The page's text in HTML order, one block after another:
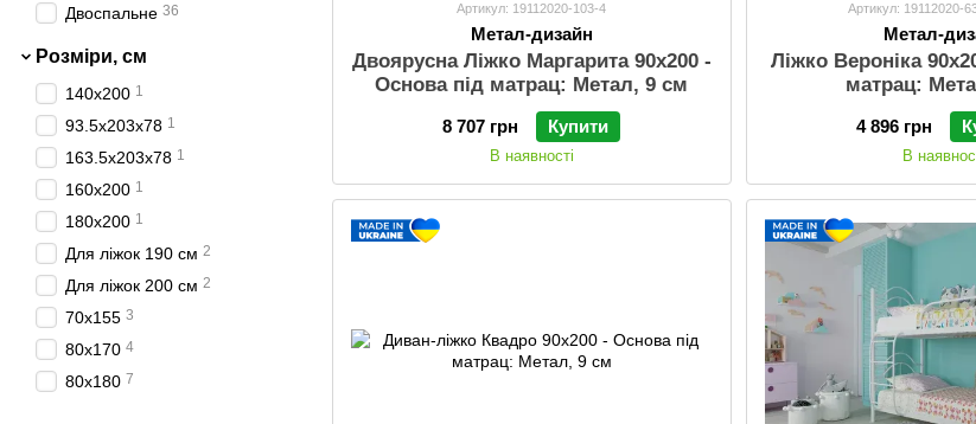
Артикул: 19112020-103-4
Метал-дизайн
Двоярусна Ліжко Маргарита 90х200 -
Основа під матрац: Метал, 9 см
8 707 грн Купити
В наявності
Артикул: 19112020-
Метал-
Ліжко Вероніка
матрац:
4 896 грн
В
Sofyno 0
Stemma
Двоспальне 36
Розміри, см
140x200 1
93.5х203х78 1
163.5х203х78 1
160x200 1
180x200 1
Для ліжок 190 см 2
Для ліжок 200 см 2
70х155 3
80х170 4
80х180 7